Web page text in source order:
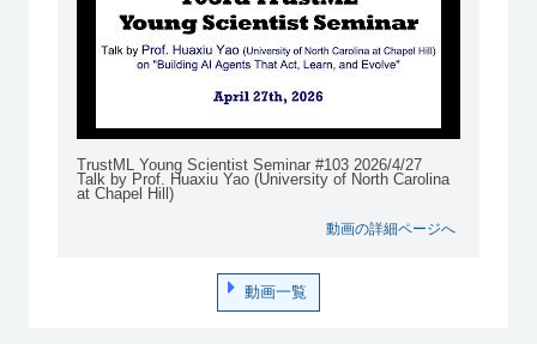
TrustML Young Scientist Seminar #103 2026/4/27
Talk by Prof. Huaxiu Yao (University of North Carolina
at Chapel Hill)
動画の詳細ページへ
動画一覧